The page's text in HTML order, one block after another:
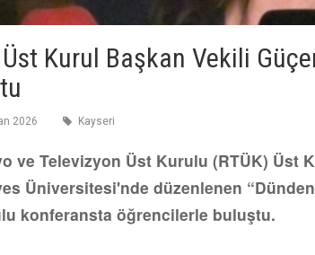
Üst Kurul Başkan Vekili
2026 Kayseri
ve Televizyon Üst Kurulu (RTÜK) Üst
Üniversitesi'nde düzenlenen
konferansta öğrencilerle buluştu.